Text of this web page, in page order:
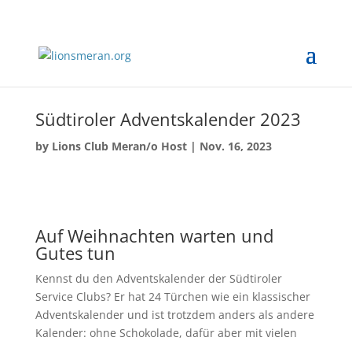
Südtiroler Adventskalender 2023
by Lions Club Meran/o Host| Nov. 16, 2023
AufWeihnachten warten und
Gutes tun
Kennst du den Adventskalender der Südtiroler
Service Clubs? Er hat 24 Türchen wie ein klassischer
Adventskalender und ist trotzdem anders als andere
Kalender: ohne Schokolade, dafür aber mit vielen